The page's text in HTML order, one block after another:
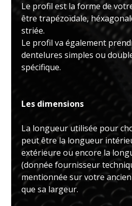
Le profil est la forme de
être trapézoïdale,
striée.
Le profil va également
dentelures simples ou
spécifique.
Les dimensions
La longueur utilisée pour
peut être la longueur
extérieure ou encore la
(donnée fournisseur
mentionnée sur votre
que sa largeur.